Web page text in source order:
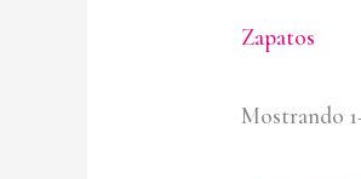
Zapatos
Mostrando